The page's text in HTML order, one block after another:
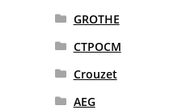
GROTHE
CTPOCM
Crouzet
AEG